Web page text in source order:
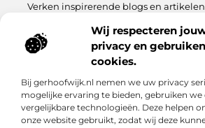
Wij respecteren
privacy en gebruiken
cookies.
Bij gerhoofwijk.nl nemen we uw privacy
mogelijke ervaring te bieden, gebruiken we
vergelijkbare technologieën. Deze helpen
onze website gebruikt, zodat wij deze
Verken inspirerende blogs en
Bericht categorie
Onze informatie